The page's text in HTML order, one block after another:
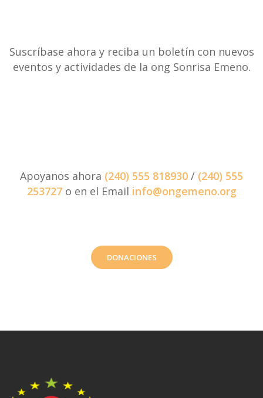
Suscríbase ahora y reciba un boletín con nuevos
eventos y actividades de la ong Sonrisa Emeno.
Apoyanos ahora (240) 555 818930 / (240) 555
253727o en el Email info@ongemeno.org
DONACIONES